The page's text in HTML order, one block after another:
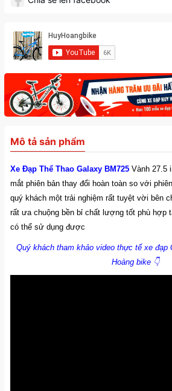
Mô tả sản phẩm
Xe Đạp Thể Thao Galaxy BM725 Vành 27.5
mắt phiên bản thay đổi hoàn toàn so với
quý khách một trải nghiệm rất tuyệt vời bên
rất ưa chuộng bền bỉ chất lượng tốt phù hợp
có thể sử dụng được
Quý khách tham khảo video thực tế xe đạp
Hoàng bike 👇